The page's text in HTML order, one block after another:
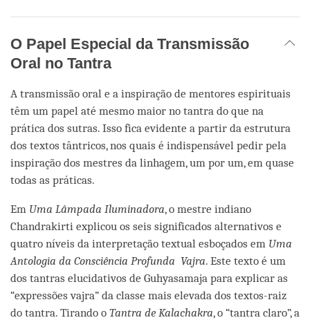
O Papel Especial da Transmissão
Oral no Tantra
A transmissão oral e a inspiração de mentores espirituais
têm um papel até mesmo maior no tantra do que na
prática dos sutras. Isso fica evidente a partir da estrutura
dos textos tântricos, nos quais é indispensável pedir pela
inspiração dos mestres da linhagem, um por um, em quase
todas as práticas.
Em Uma Lâmpada Iluminadora, o mestre indiano
Chandrakirti explicou os seis significados alternativos e
quatro níveis da interpretação textual esboçados em Uma
Antologia da Consciência Profunda Vajra. Este texto é um
dos tantras elucidativos de Guhyasamaja para explicar as
“expressões vajra” da classe mais elevada dos textos-raiz
do tantra. Tirando o Tantra de Kalachakra, o “tantra claro”, a